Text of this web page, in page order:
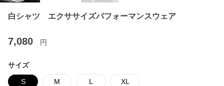
白シャツ エクササイズパフォーマンスウェア
7,080 円
サイズ
S M L XL